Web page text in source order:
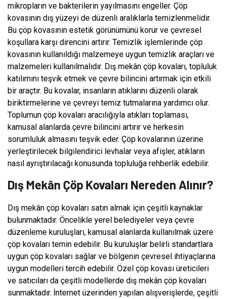
mikropların ve bakterilerin yayılmasını engeller. Çöp
kovasının dış yüzeyi de düzenli aralıklarla temizlenmelidir.
Bu çöp kovasının estetik görünümünü korur ve çevresel
koşullara karşı direncini artırır. Temizlik işlemlerinde çöp
kovasının kullanıldığı malzemeye uygun temizlik araçları ve
malzemeleri kullanılmalıdır. Dış mekân çöp kovaları, topluluk
katılımını teşvik etmek ve çevre bilincini artırmak için etkili
bir araçtır. Bu kovalar, insanların atıklarını düzenli olarak
biriktirmelerine ve çevreyi temiz tutmalarına yardımcı olur.
Toplumun çöp kovaları aracılığıyla atıkları toplaması,
kamusal alanlarda çevre bilincini artırır ve herkesin
sorumluluk almasını teşvik eder. Çöp kovalarının üzerine
yerleştirilecek bilgilendirici levhalar veya afişler, atıkların
nasıl ayrıştırılacağı konusunda topluluğa rehberlik edebilir.
Dış Mekân Çöp Kovaları Nereden Alınır?
Dış mekân çöp kovaları satın almak için çeşitli kaynaklar
bulunmaktadır. Öncelikle yerel belediyeler veya çevre
düzenleme kuruluşları, kamusal alanlarda kullanılmak üzere
çöp kovaları temin edebilir. Bu kuruluşlar belirli standartlara
uygun çöp kovaları sağlar ve bölgenin çevresel ihtiyaçlarına
uygun modelleri tercih edebilir. Özel çöp kovası üreticileri
ve satıcıları da çeşitli modellerde dış mekân çöp kovaları
sunmaktadır. İnternet üzerinden yapılan alışverişlerde, çeşitli